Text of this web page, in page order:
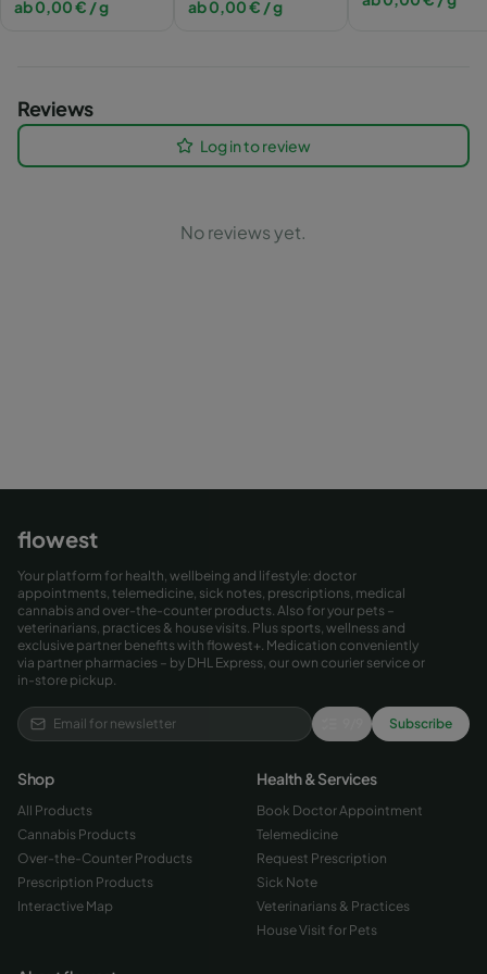
ab0,00€ / g ab0,00€ / g
Reviews
Log in to review
No reviews yet.
flowest
Your platform for health, wellbeing and lifestyle: doctor
appointments, telemedicine, sick notes, prescriptions, medical
cannabis and over-the-counter products. Also for your pets –
veterinarians, practices & house visits. Plus sports, wellness and
exclusive partner benefits with flowest+. Medication conveniently
via partner pharmacies – by DHL Express, our own courier service or
in-store pickup.
Subscribe
Shop
All Products
Cannabis Products
Over-the-Counter Products
Prescription Products
Interactive Map
Health & Services
Book Doctor Appointment
Telemedicine
Request Prescription
Sick Note
Veterinarians & Practices
House Visit for Pets